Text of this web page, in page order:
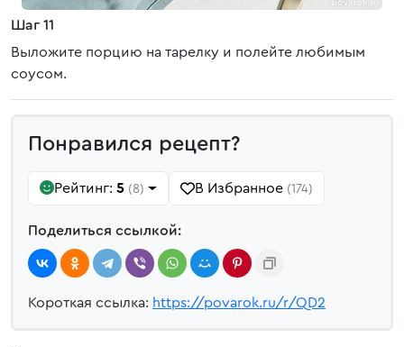
Шаг 11
Выложите порцию на тарелку и полейте любимым
соусом.
Понравился рецепт?
Рейтинг: 5 (8) В Избранное (174)
Поделиться ссылкой:
Короткая ссылка: https://povarok.ru/r/QD2